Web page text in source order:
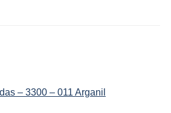
– 3300 – 011 Arganil